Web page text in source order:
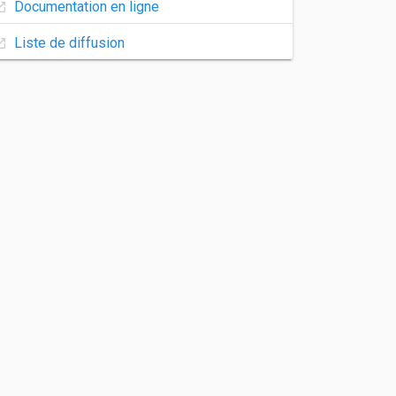
Documentation en ligne
Liste de diffusion